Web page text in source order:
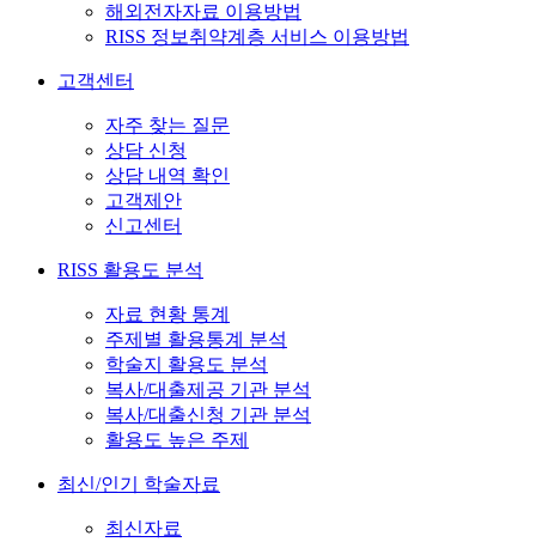
해외전자자료 이용방법
RISS 정보취약계층 서비스 이용방법
고객센터
자주 찾는 질문
상담 신청
상담 내역 확인
고객제안
신고센터
RISS 활용도 분석
자료 현황 통계
주제별 활용통계 분석
학술지 활용도 분석
복사/대출제공 기관 분석
복사/대출신청 기관 분석
활용도 높은 주제
최신/인기 학술자료
최신자료